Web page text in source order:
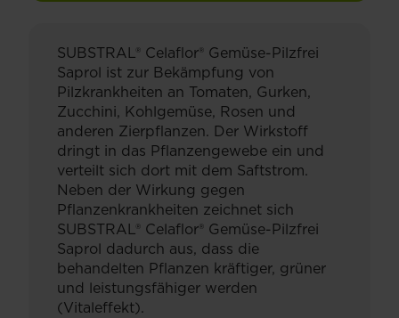
SUBSTRAL® Celaflor® Gemüse-Pilzfrei
Saprol ist zur Bekämpfung von
Pilzkrankheiten an Tomaten, Gurken,
Zucchini, Kohlgemüse, Rosen und
anderen Zierpflanzen. Der Wirkstoff
dringt in das Pflanzengewebe ein und
verteilt sich dort mit dem Saftstrom.
Neben der Wirkung gegen
Pflanzenkrankheiten zeichnet sich
SUBSTRAL® Celaflor® Gemüse-Pilzfrei
Saprol dadurch aus, dass die
behandelten Pflanzen kräftiger, grüner
und leistungsfähiger werden
(Vitaleffekt).